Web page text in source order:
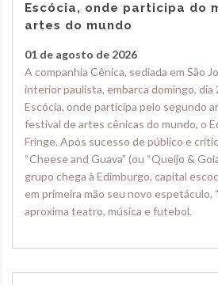
Escócia, onde participa do
artes do mundo
01 de agosto de 2026
A companhia Cênica, sediada em São
interior paulista, embarca domingo, dia
Escócia, onde participa pelo segundo
festival de artes cênicas do mundo, o
Fringe. Após sucesso de público e
“Cheese and Guava” (ou “Queijo &
grupo chega à Edimburgo, capital
em primeira mão seu novo espetáculo,
aproxima teatro, música e futebol.